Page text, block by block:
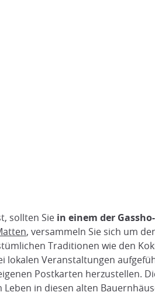
sollten Sie in einem der
, versammeln Sie sich um
Traditionen wie den
lokalen Veranstaltungen
Postkarten herzustellen.
in diesen alten